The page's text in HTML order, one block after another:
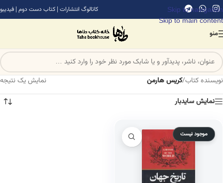
Skip to navigation
Skip to main content
کاتالوگ انتشارات | کتاب دست دوم | فیدیبو
منو
نویسنده کتاب/کریس هارمن
نمایش یک نتیجه
نمایش سایدبار
موجود نیست